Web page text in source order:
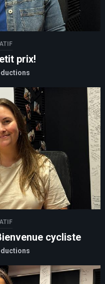
prix!
cycliste